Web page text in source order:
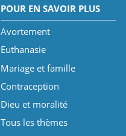
POUR EN SAVOIR PLUS
Avortement
Euthanasie
Mariage et famille
Contraception
Dieu et moralité
Tous les thèmes